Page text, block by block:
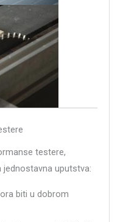
testere,
uputstva:
biti u dobrom